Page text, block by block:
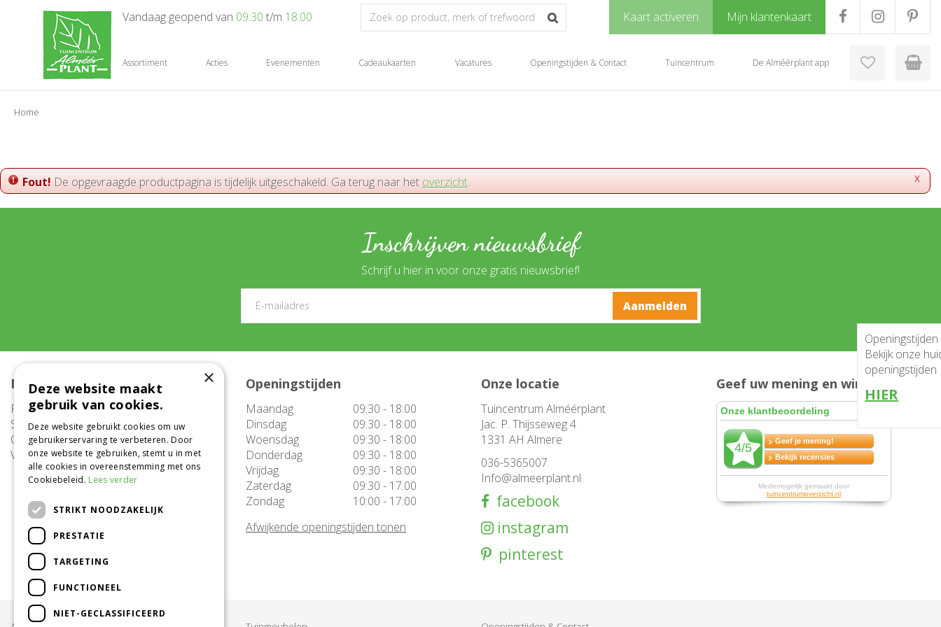
Home
Kaart activeren Mijn klantenkaart
Vandaag geopend van 09:30 t/m 18:00
Assortiment Acties Evenementen Cadeaukaarten Vacatures Openingstijden & Contact Tuincentrum De Alméérplant app
x
Fout! De opgevraagde productpagina is tijdelijk uitgeschakeld. Ga terug naar het overzicht.
Inschrijven nieuwsbrief
Schrijf u hier in voor onze gratis nieuwsbrief!
Meer informatie
FAQ
Service
Contact
Vacatures
Openingstijden
Maandag
09:30 - 18:00
Dinsdag
09:30 - 18:00
Woensdag
09:30 - 18:00
Donderdag
09:30 - 18:00
Vrijdag
09:30 - 18:00
Zaterdag
09:30 - 17:00
Zondag
10:00 - 17:00
Afwijkende openingstijden tonen
Onze locatie
Tuincentrum Alméérplant
Jac. P. Thijsseweg 4
1331 AH Almere
036-5365007
Info@almeerplant.nl
facebook
instagram
pinterest
Geef uw mening en win!
Openingstijden
Bekijk onze huidige
openingstijden
HIER
×
Deze website maakt
gebruik van cookies.
Deze website gebruikt cookies om uw
gebruikerservaring te verbeteren. Door
onze website te gebruiken, stemt u in met
alle cookies in overeenstemming met ons
Cookiebeleid. Lees verder
STRIKT NOODZAKELIJK
PRESTATIE
TARGETING
FUNCTIONEEL
NIET-GECLASSIFICEERD